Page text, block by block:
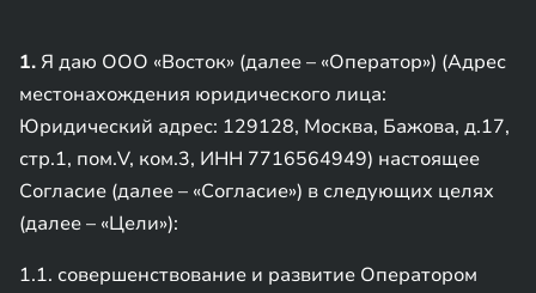
1. Я даю ООО «Восток» (далее – «Оператор») (Адрес
местонахождения юридического лица:
Юридический адрес: 129128, Москва, Бажова, д.17,
стр.1, пом.V, ком.3, ИНН 7716564949) настоящее
Согласие (далее – «Согласие») в следующих целях
(далее – «Цели»):
1.1. совершенствование и развитие Оператором